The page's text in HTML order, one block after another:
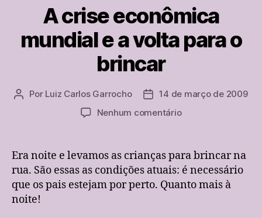
bola
na
rua”
A crise econômica
mundial e a volta para o
brincar
Autor
Por Luiz Carlos Garrocho
Data14 de março de 2009
Nenhum comentárioem
econômica
mundial
e
a
Era noite e levamos as crianças para brincar na
rua. São essas as condições atuais: é necessário
que os pais estejam por perto. Quanto mais à
noite!